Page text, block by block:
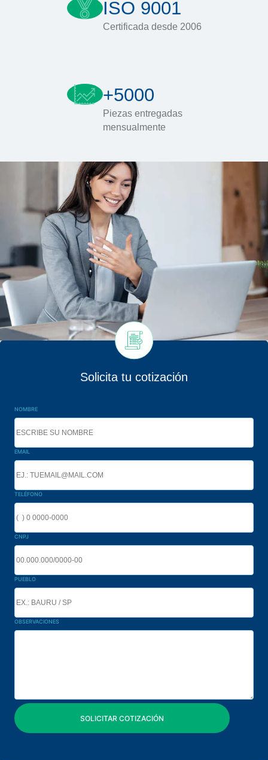
ISO 9001
Certificada desde 2006
+5000
Piezas entregadas
mensualmente
Solicita tu cotización
NOMBRE
EMAIL
TELÉFONO
CNPJ
PUEBLO
OBSERVACIONES